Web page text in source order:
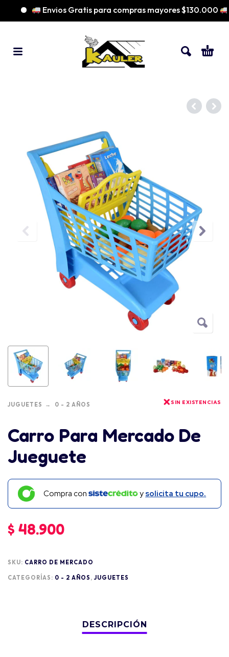
Envios Gratis para compras mayores $130.000
JUGUETES 0 - 2 AÑOS SIN EXISTENCIAS
Carro Para Mercado De
Jueguete
Compra con y solicita tu cupo.
$ 48.900
SKU: CARRO DE MERCADO
CATEGORÍAS: 0 - 2 AÑOS , JUGUETES